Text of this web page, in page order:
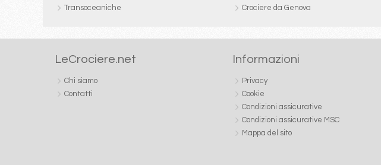
Transoceaniche
Crociere da Genova
LeCrociere.net
Chi siamo
Contatti
Informazioni
Privacy
Cookie
Condizioni assicurative
Condizioni assicurative MSC
Mappa del sito